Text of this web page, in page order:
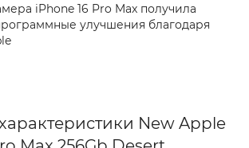
iPhone 16 Pro Max получила
улучшения благодаря
New Apple